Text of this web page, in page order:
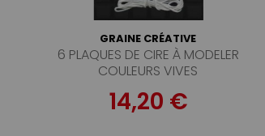
GRAINE CRÉATIVE
6 PLAQUES DE CIRE À MODELER
COULEURS VIVES
14,20 €